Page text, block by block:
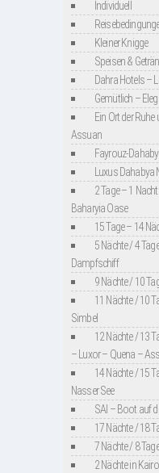
Individuell
Kleiner Knigge
Speisen &
Dahra Hotels –
Gemütlich –
Ein Ort der
Assuan
Fayrouz-
Luxus Dahabya
2 Tage – 1
Baharyia Oase
15 Tage – 14
5 Nächte / 4
Dampfschiff
9 Nächte / 10
11 Nächte / 10
Simbel
12 Nächte / 13
– Luxor – Quena –
14 Nächte / 15
Nasser See
SAI – Boot auf
17 Nächte / 18
7 Nächte / 8
2 Nächte in